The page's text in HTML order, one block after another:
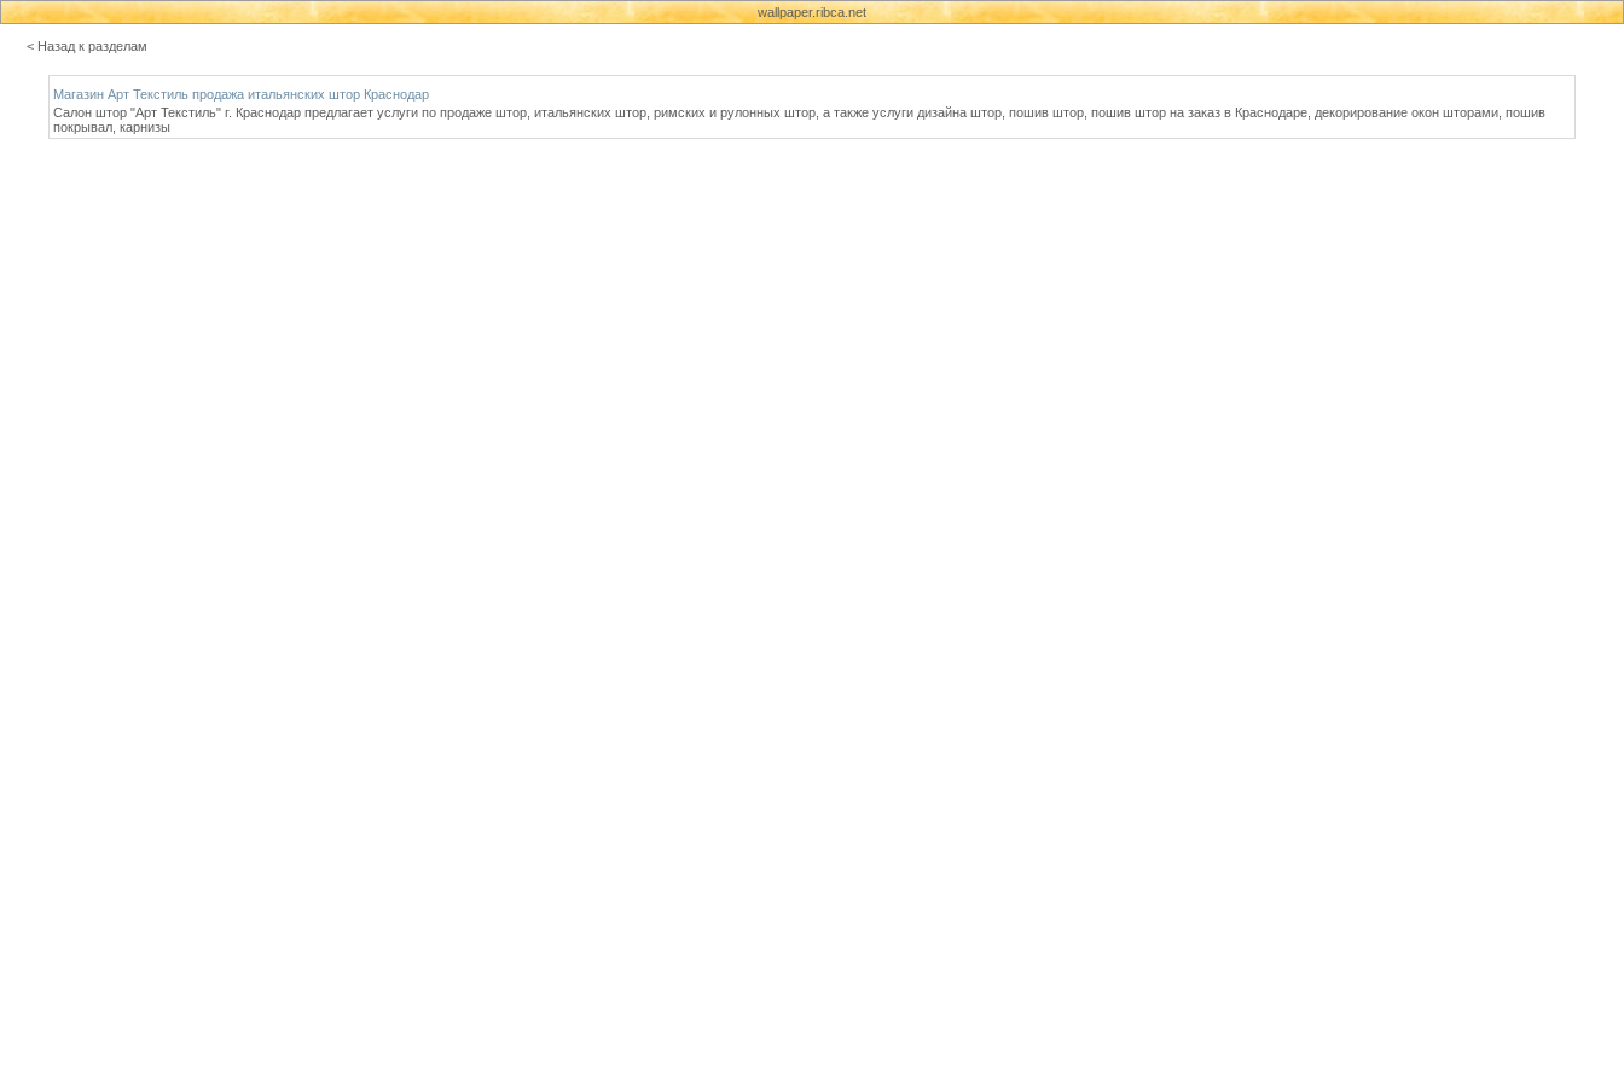
wallpaper.ribca.net
< Назад к разделам
Магазин Арт Текстиль продажа итальянских штор Краснодар
Салон штор "Арт Текстиль" г. Краснодар предлагает услуги по продаже штор, итальянских штор, римских и рулонных штор, а также услуги дизайна штор, пошив штор, пошив штор на заказ в Краснодаре, декорирование окон шторами, пошив
покрывал, карнизы